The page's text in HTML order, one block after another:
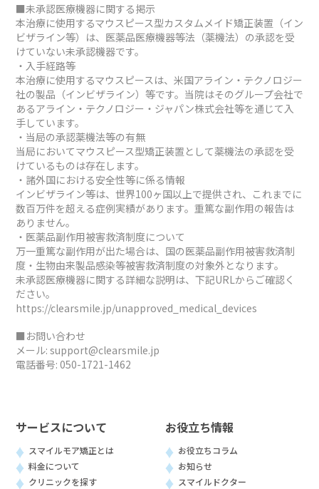
■未承認医療機器に関する掲示
本治療に使用するマウスピース型カスタムメイド矯正装置（イン
ビザライン等）は、医薬品医療機器等法（薬機法）の承認を受
けていない未承認機器です。
・入手経路等
本治療に使用するマウスピースは、米国アライン・テクノロジー
社の製品（インビザライン）等です。当院はそのグループ会社で
あるアライン・テクノロジー・ジャパン株式会社等を通じて入
手しています。
・当局の承認薬機法等の有無
当局においてマウスピース型矯正装置として薬機法の承認を受
けているものは存在します。
・諸外国における安全性等に係る情報
インビザライン等は、世界100ヶ国以上で提供され、これまでに
数百万件を超える症例実績があります。重篤な副作用の報告は
ありません。
・医薬品副作用被害救済制度について
万一重篤な副作用が出た場合は、国の医薬品副作用被害救済制
度・生物由来製品感染等被害救済制度の対象外となります。
未承認医療機器に関する詳細な説明は、下記URLからご確認く
ださい。
https://clearsmile.jp/unapproved_medical_devices
■お問い合わせ
メール: support@clearsmile.jp
電話番号: 050-1721-1462
サービスについて
スマイルモア矯正とは
料金について
クリニックを探す
お役立ち情報
お役立ちコラム
お知らせ
スマイルドクター